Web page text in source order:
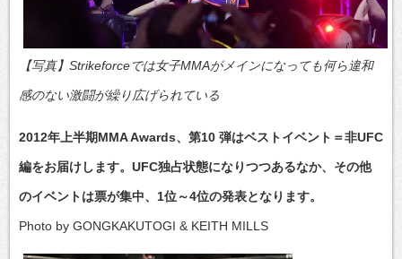
【写真】Strikeforceでは女子MMAがメインになっても何ら違和
感のない激闘が繰り広げられている
2012年上半期MMA Awards、第10 弾はベストイベント＝非UFC
編をお届けします。UFC独占状態になりつつあるなか、その他
のイベントは票が集中、1位～4位の発表となります。
Photo by GONGKAKUTOGI & KEITH MILLS